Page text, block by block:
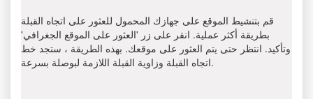
قم بتنشيط الموقع على جهازك المحمول للعثور على اتجاه القبلة
بطريقة أكثر عملية. انقر على زر 'العثور على الموقع الجغرافي'
وتأكيد. انتظر حتى يتم العثور على موقعك. بهذه الطريقة ، ستجد خط
اتجاه القبلة وزاوية القبلة اللازمة لبوصلة بسرعة.